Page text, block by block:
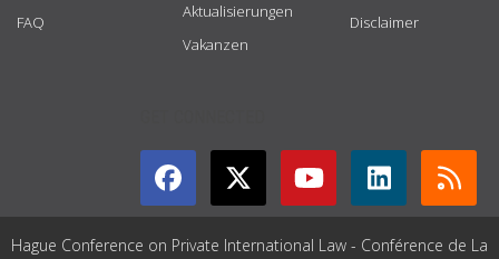
FAQ
Aktualisierungen
Vakanzen
Disclaimer
Hague Conference on Private International Law - Conférence de La